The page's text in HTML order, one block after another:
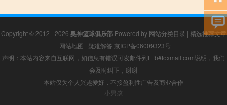
Copyright © 2012 - 2026 奥神篮球俱乐部Powered by 网站分类目录 | 精选推荐文章
| 网站地图 | 疑难解答 京ICP备06009323号
声明：本站内容来自互联网，如信息有错误可发邮件到f_fb#foxmail.com说明，我们
会及时纠正，谢谢
本站仅为个人兴趣爱好，不接盈利性广告及商业合作
小男孩